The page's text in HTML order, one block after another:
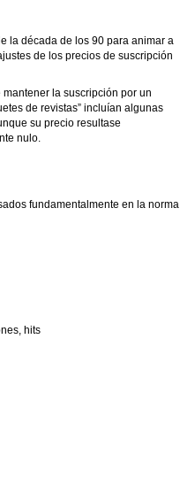
la década de los 90 para animar a
de los precios de suscripción
la suscripción por un
de revistas” incluían algunas
su precio resultase
nulo.
fundamentalmente en la norma
hits